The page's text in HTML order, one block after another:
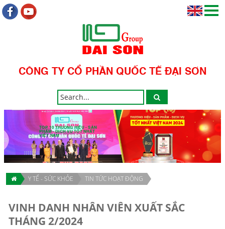
CÔNG TY CỔ PHẦN QUỐC TẾ ĐẠI SƠN
TOP 10 THƯƠNG HIỆU - SẢN
PHẨM - DỊCH VỤ TỐT NHẤT
VIỆT NAM
Y TẾ - SỨC KHỎE TIN TỨC HOẠT ĐỘNG
VINH DANH NHÂN VIÊN XUẤT SẮC
THÁNG 2/2024